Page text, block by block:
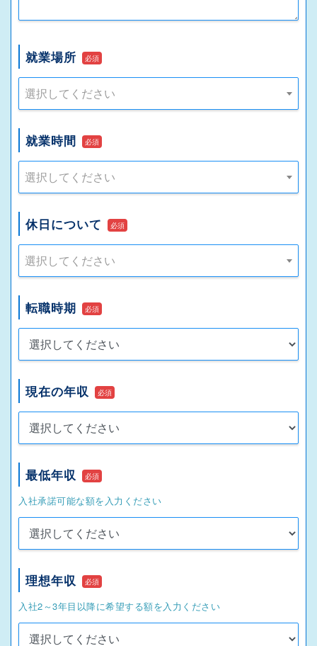
就業場所 必須
選択してください
就業時間 必須
選択してください
休日について 必須
選択してください
転職時期 必須
現在の年収 必須
最低年収 必須
入社承諾可能な額を入力ください
理想年収 必須
入社2～3年目以降に希望する額を入力ください